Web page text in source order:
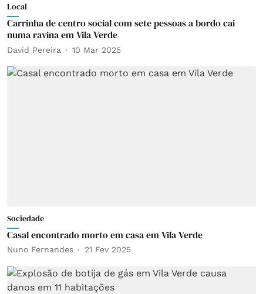
Local
Carrinha de centro social com sete pessoas a bordo cai
numa ravina em Vila Verde
David Pereira 10 Mar 2025
Sociedade
Casal encontrado morto em casa em Vila Verde
Nuno Fernandes 21 Fev 2025